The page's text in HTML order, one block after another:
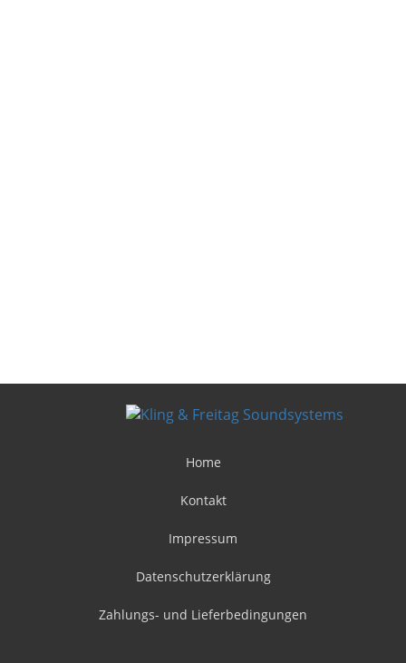
Home
Kontakt
Impressum
Datenschutzerklärung
Zahlungs- und Lieferbedingungen